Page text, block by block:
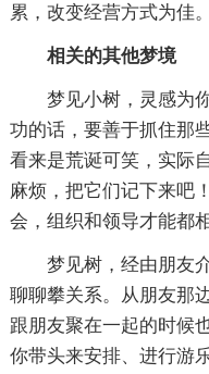
累，改变经营方式为佳。
相关的其他梦境
梦见小树，灵感为你
功的话，要善于抓住那
看来是荒诞可笑，实际
麻烦，把它们记下来吧
会，组织和领导才能都
梦见树，经由朋友介
聊聊攀关系。从朋友那
跟朋友聚在一起的时候
你带头来安排、进行游